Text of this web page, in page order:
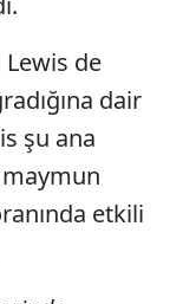
de
dair
şu ana
maymun
etkili